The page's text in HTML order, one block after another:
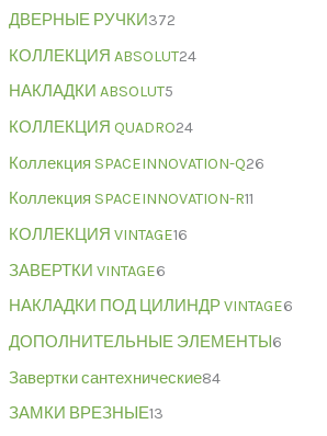
ДВЕРНЫЕ РУЧКИ372
КОЛЛЕКЦИЯ ABSOLUT24
НАКЛАДКИ ABSOLUT5
КОЛЛЕКЦИЯ QUADRO24
Коллекция SPACEINNOVATION-Q26
Коллекция SPACEINNOVATION-R11
КОЛЛЕКЦИЯ VINTAGE16
ЗАВЕРТКИ VINTAGE6
НАКЛАДКИ ПОД ЦИЛИНДР VINTAGE6
ДОПОЛНИТЕЛЬНЫЕ ЭЛЕМЕНТЫ 6
Завертки сантехнические84
ЗАМКИ ВРЕЗНЫЕ13